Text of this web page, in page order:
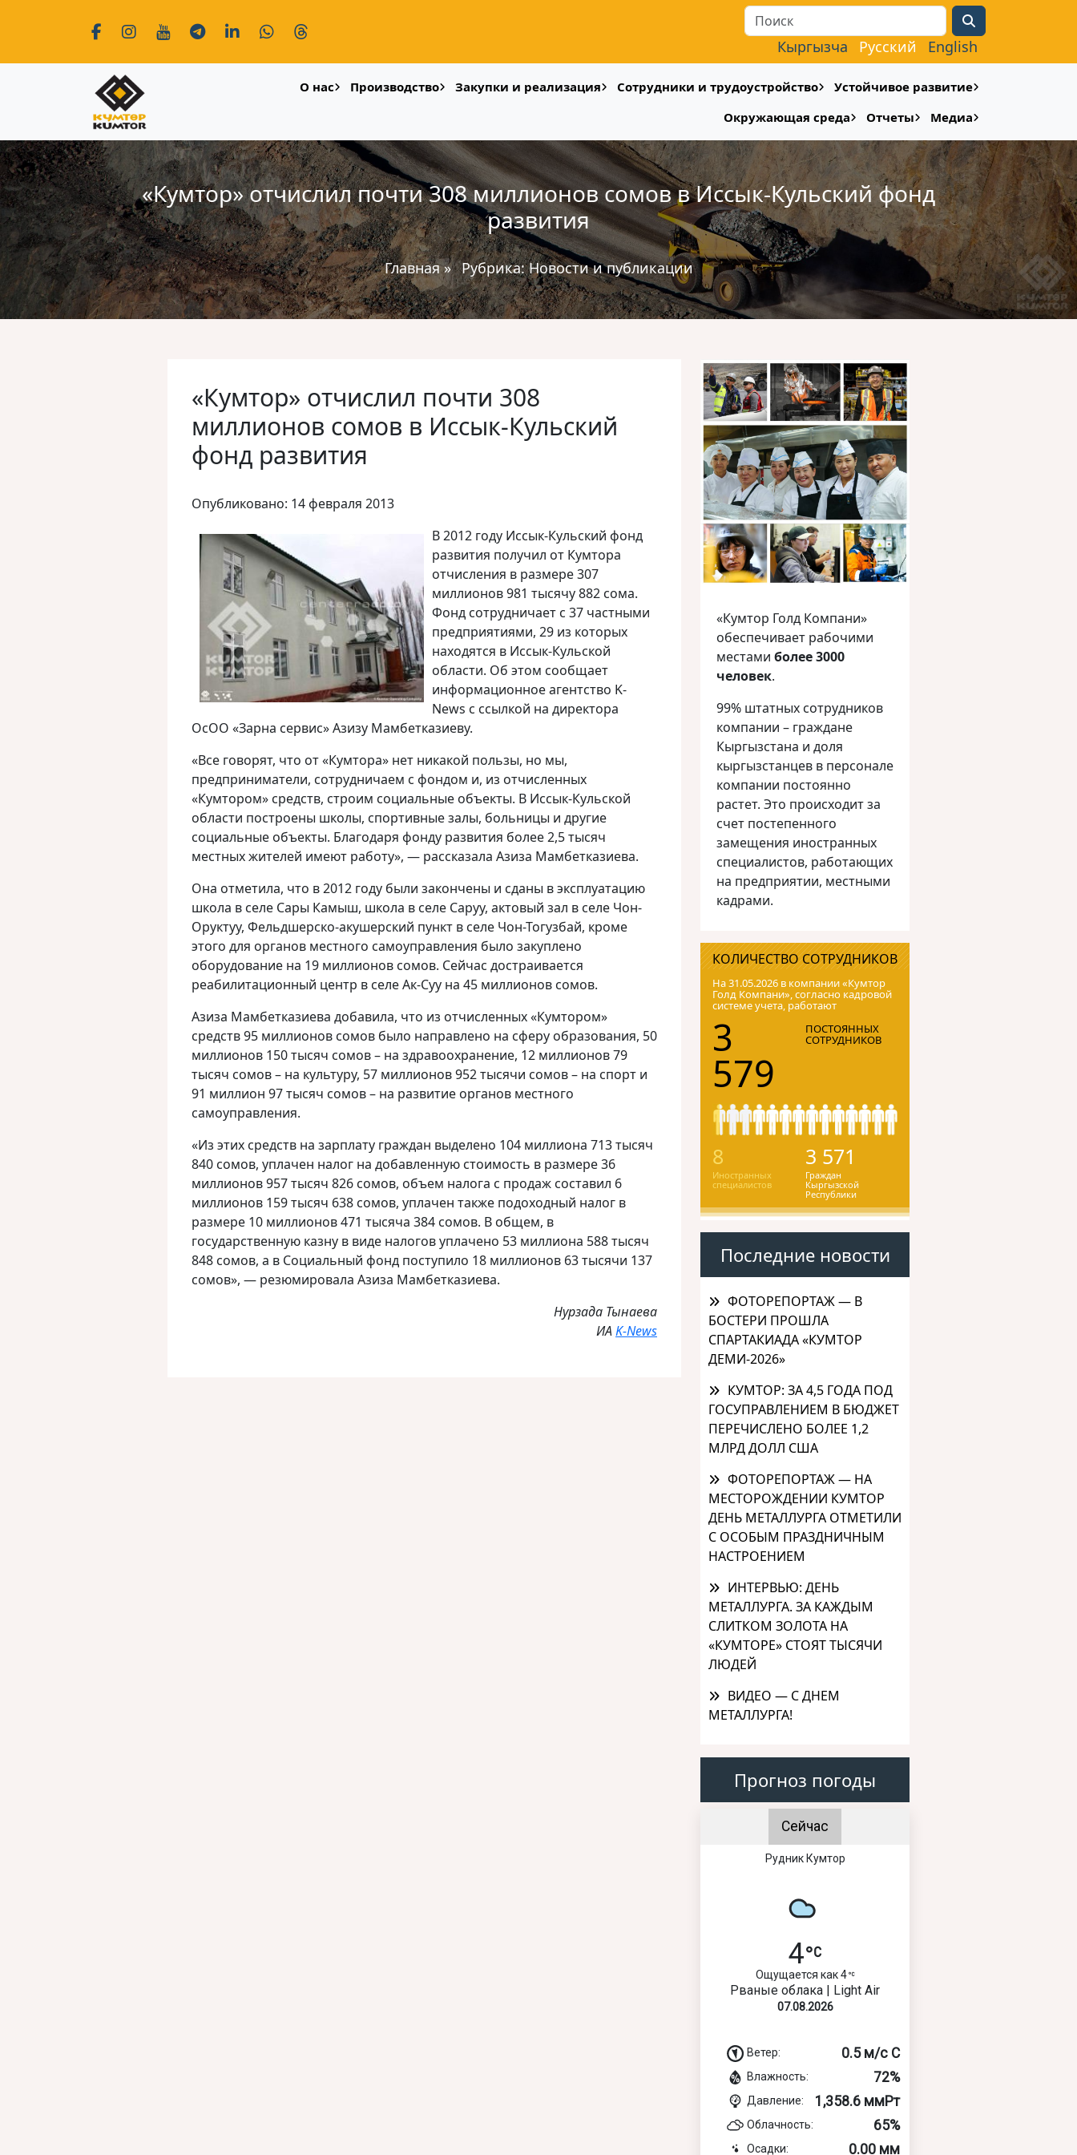
Search
Кыргызча Русский English
О нас Производство Закупки и реализация Сотрудники и трудоустройство
Устойчивое развитие
Окружающая среда
Отчеты Медиа
«Кумтор» отчислил почти 308 миллионов сомов в Иссык-Кульский фонд
развития
Главная» Рубрика:Новости и публикации
«Кумтор» отчислил почти 308
миллионов сомов в Иссык-Кульский
фонд развития
Опубликовано: 14 февраля 2013
В 2012 году Иссык-Кульский фонд
развития получил от Кумтора
отчисления в размере 307
миллионов 981 тысячу 882 сома.
Фонд сотрудничает с 37 частными
предприятиями, 29 из которых
находятся в Иссык-Кульской
области. Об этом сообщает
информационное агентство K-
News с ссылкой на директора
ОсОО «Зарна сервис» Азизу Мамбетказиеву.
«Все говорят, что от «Кумтора» нет никакой пользы, но мы,
предприниматели, сотрудничаем с фондом и, из отчисленных
«Кумтором» средств, строим социальные объекты. В Иссык-Кульской
области построены школы, спортивные залы, больницы и другие
социальные объекты. Благодаря фонду развития более 2,5 тысяч
местных жителей имеют работу», — рассказала Азиза Мамбетказиева.
Она отметила, что в 2012 году были закончены и сданы в эксплуатацию
школа в селе Сары Камыш, школа в селе Саруу, актовый зал в селе Чон-
Оруктуу, Фельдшерско-акушерский пункт в селе Чон-Тогузбай, кроме
этого для органов местного самоуправления было закуплено
оборудование на 19 миллионов сомов. Сейчас достраивается
реабилитационный центр в селе Ак-Суу на 45 миллионов сомов.
Азиза Мамбетказиева добавила, что из отчисленных «Кумтором»
средств 95 миллионов сомов было направлено на сферу образования, 50
миллионов 150 тысяч сомов – на здравоохранение, 12 миллионов 79
тысяч сомов – на культуру, 57 миллионов 952 тысячи сомов – на спорт и
91 миллион 97 тысяч сомов – на развитие органов местного
самоуправления.
«Из этих средств на зарплату граждан выделено 104 миллиона 713 тысяч
840 сомов, уплачен налог на добавленную стоимость в размере 36
миллионов 957 тысяч 826 сомов, объем налога с продаж составил 6
миллионов 159 тысяч 638 сомов, уплачен также подоходный налог в
размере 10 миллионов 471 тысяча 384 сомов. В общем, в
государственную казну в виде налогов уплачено 53 миллиона 588 тысяч
848 сомов, а в Социальный фонд поступило 18 миллионов 63 тысячи 137
сомов», — резюмировала Азиза Мамбетказиева.
Нурзада Тынаева
ИАK-News
«Кумтор Голд Компани»
обеспечивает рабочими
местами более 3000
человек.
99% штатных сотрудников
компании – граждане
Кыргызстана и доля
кыргызстанцев в персонале
компании постоянно
растет. Это происходит за
счет постепенного
замещения иностранных
специалистов, работающих
на предприятии, местными
кадрами.
КОЛИЧЕСТВО СОТРУДНИКОВ
На 31.05.2026 в компании «Кумтор
Голд Компани», согласно кадровой
системе учета, работают
3
579
ПОСТОЯННЫХ
СОТРУДНИКОВ
8
Иностранных
специалистов
3 571
Граждан
Кыргызской
Республики
Последние новости
ФОТОРЕПОРТАЖ — В
БОСТЕРИ ПРОШЛА
СПАРТАКИАДА «КУМТОР
ДЕМИ-2026»
КУМТОР: ЗА 4,5 ГОДА ПОД
ГОСУПРАВЛЕНИЕМ В БЮДЖЕТ
ПЕРЕЧИСЛЕНО БОЛЕЕ 1,2
МЛРД ДОЛЛ США
ФОТОРЕПОРТАЖ — НА
МЕСТОРОЖДЕНИИ КУМТОР
ДЕНЬ МЕТАЛЛУРГА ОТМЕТИЛИ
С ОСОБЫМ ПРАЗДНИЧНЫМ
НАСТРОЕНИЕМ
ИНТЕРВЬЮ: ДЕНЬ
МЕТАЛЛУРГА. ЗА КАЖДЫМ
СЛИТКОМ ЗОЛОТА НА
«КУМТОРЕ» СТОЯТ ТЫСЯЧИ
ЛЮДЕЙ
ВИДЕО — С ДНЕМ
МЕТАЛЛУРГА!
Прогноз погоды
Сейчас
Рудник Кумтор
4
Ощущается как 4
Рваные облака | Light Air
07.08.2026
Ветер: 0.5 м/с С
Влажность: 72%
Давление: 1,358.6 ммРт
Облачность: 65%
Осадки: 0.00 мм